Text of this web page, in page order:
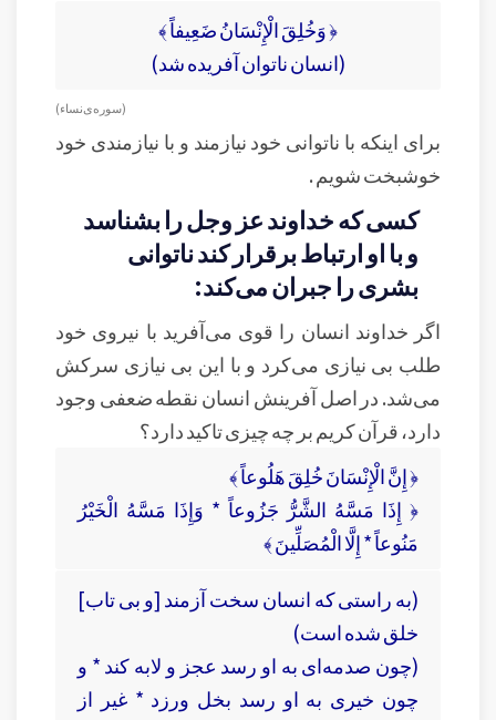
﴿ وَخُلِقَ الْإِنْسَانُ ضَعِيفاً ﴾
(انسان ناتوان آفریده شد)
( سوره‌ی نساء )
برای اینکه با ناتوانی خود نیازمند و با نیازمندی خود
خوشبخت شویم .
کسی که خداوند عز وجل را بشناسد
و با او ارتباط برقرار کند ناتوانی
بشری را جبران می‌کند:
اگر خداوند انسان را قوی می‌آفرید با نیروی خود
طلب بی نیازی می‌کرد و با این بی نیازی سرکش
می‌شد. در اصل آفرینش انسان نقطه ضعفی وجود
دارد، قرآن کریم بر چه چیزی تاکید دارد؟
﴿ إِنَّ الْإِنْسَانَ خُلِقَ هَلُوعاً ﴾
﴿ إِذَا مَسَّهُ الشَّرُّ جَزُوعاً * وَإِذَا مَسَّهُ الْخَيْرُ
مَنُوعاً * إِلَّا الْمُصَلِّينَ ﴾
(به راستى كه انسان سخت آزمند [و بى‏ تاب]
خلق شده است)
(چون صدمه‏‌اى به او رسد عجز و لابه كند * و
چون خيرى به او رسد بخل ورزد * غير از